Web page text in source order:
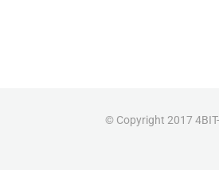
© Copyright 2017